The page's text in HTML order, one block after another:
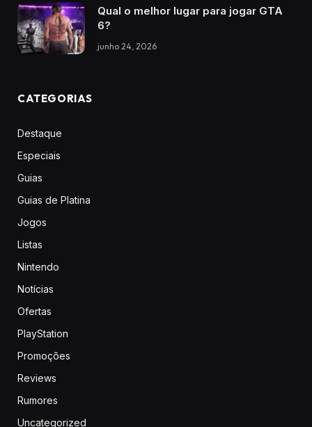
Qual o melhor lugar para jogar GTA
6?
junho 24, 2026
CATEGORIAS
Destaque
Especiais
Guias
Guias de Platina
Jogos
Listas
Nintendo
Notícias
Ofertas
PlayStation
Promoções
Reviews
Rumores
Uncategorized